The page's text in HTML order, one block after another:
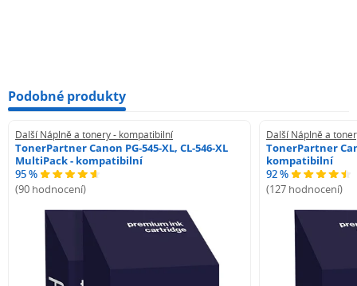
Podobné produkty
Další Náplně a tonery - kompatibilní
TonerPartner Canon PG-545-XL, CL-546-XL
MultiPack - kompatibilní
95 %
(90 hodnocení)
Další Náplně a
TonerPartner
kompatibilní
92 %
(127 hodnocení)